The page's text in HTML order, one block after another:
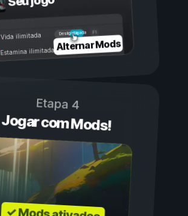
Ligada
Desligada
Vida ilimitada
Estamina ilimitadaAlternar Mods
Etapa 4
Jogar com Mods!